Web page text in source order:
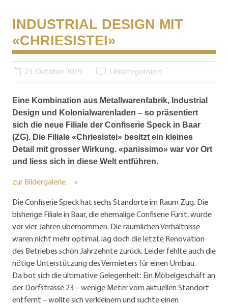
INDUSTRIAL DESIGN MIT
«CHRIESISTEI»
23. Oktober 2019 Unkategorisiert
Eine Kombination aus Metallwarenfabrik, Industrial
Design und Kolonialwarenladen – so präsentiert
sich die neue Filiale der Confiserie Speck in Baar
(ZG). Die Filiale «Chriesistei» besitzt ein kleines
Detail mit grosser Wirkung. «panissimo» war vor Ort
und liess sich in diese Welt entführen.
zur Bildergalerie…»
Die Confiserie Speck hat sechs Standorte im Raum Zug. Die
bisherige Filiale in Baar, die ehemalige Confiserie Fürst, wurde
vor vier Jahren übernommen. Die räumlichen Verhältnisse
waren nicht mehr optimal, lag doch die letzte Renovation
des Betriebes schon Jahrzehnte zurück. Leider fehlte auch die
nötige Unterstützung des Vermieters für einen Umbau.
Da bot sich die ultimative Gelegenheit: Ein Möbelgeschäft an
der Dorfstrasse 23 – wenige Meter vom aktuellen Standort
entfernt – wollte sich verkleinern und suchte einen